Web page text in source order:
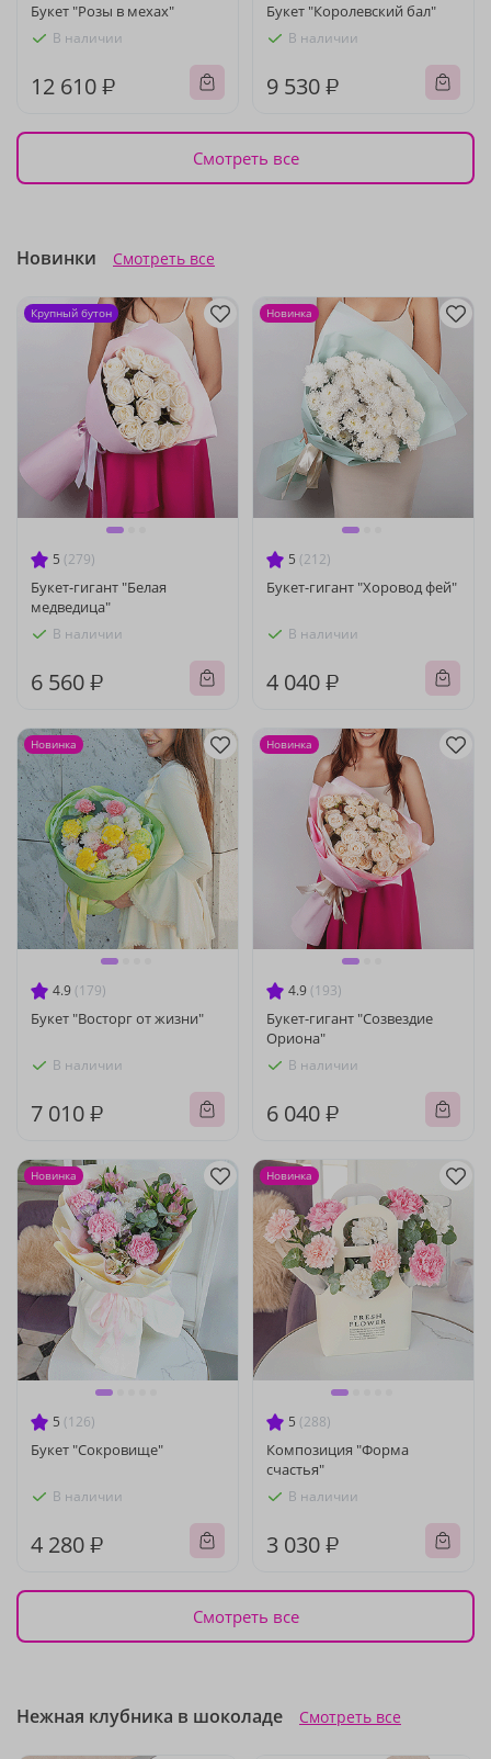
Букет "Розы в мехах"
В наличии
12 610 ₽
Букет "Королевский бал"
В наличии
9 530 ₽
Смотреть все
Новинки Смотреть все
5 (279)
Букет-гигант "Белая
медведица"
В наличии
6 560 ₽
Крупный бутон
5 (212)
Букет-гигант "Хоровод фей"
В наличии
4 040 ₽
Новинка
4.9 (179)
Букет "Восторг от жизни"
В наличии
7 010 ₽
Новинка
4.9 (193)
Букет-гигант "Созвездие
Ориона"
В наличии
6 040 ₽
Новинка
5 (126)
Букет "Сокровище"
В наличии
4 280 ₽
Новинка
5 (288)
Композиция "Форма
счастья"
В наличии
3 030 ₽
Новинка
Смотреть все
Нежная клубника в шоколаде Смотреть все